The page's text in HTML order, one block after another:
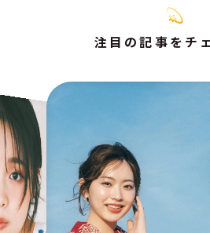
注目の記事をチ